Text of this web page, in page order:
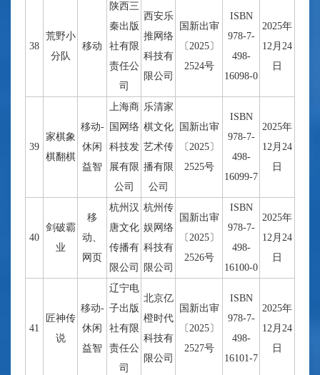
38
荒野小
分队
移动
陕西三
秦出版
社有限
责任公
司
西安乐
推网络
科技有
限公司
国新出审
〔2025〕
2524号
ISBN
978-7-
498-
16098-0
2025年
12月24
日
39
家棋象
棋翻棋
移动-
休闲
益智
上海商
国网络
科技发
展有限
公司
乐清家
棋文化
艺术传
播有限
公司
国新出审
〔2025〕
2525号
ISBN
978-7-
498-
16099-7
2025年
12月24
日
40
剑破霸
业
移
动、
网页
杭州汉
唐文化
传播有
限公司
杭州传
娱网络
科技有
限公司
国新出审
〔2025〕
2526号
ISBN
978-7-
498-
16100-0
2025年
12月24
日
41
匠神传
说
移动-
休闲
益智
辽宁电
子出版
社有限
责任公
司
北京亿
橙时代
科技有
限公司
国新出审
〔2025〕
2527号
ISBN
978-7-
498-
16101-7
2025年
12月24
日